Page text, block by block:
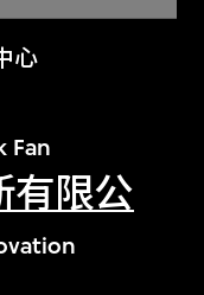
心
Fan
有限公
世纪视觉